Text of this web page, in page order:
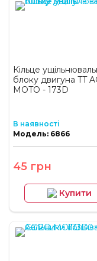
Кільце
блоку двигуна TT
MOTO - 173D
В наявності
Модель: 6866
45 грн
Купити